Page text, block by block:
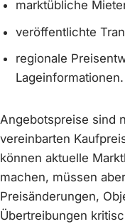
marktübliche
veröffentlichte
regionale
Lageinformationen.
Angebotspreise sind
vereinbarten
können aktuelle
machen, müssen
Preisänderungen,
Übertreibungen